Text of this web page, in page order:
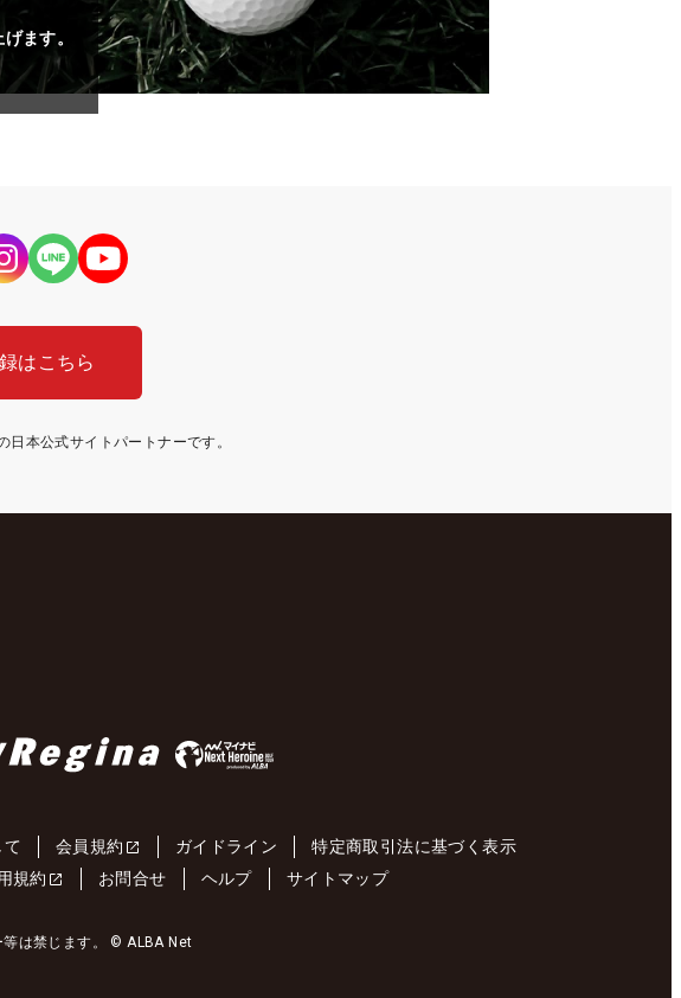
ます。
はこちら
本公式サイトパートナーです。
て 会員規約 ガイドライン
特定商取引法に基づく表示
規約 お問合せ ヘルプ サイトマップ
等は禁じます。 © ALBA Net